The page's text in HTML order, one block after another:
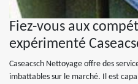
Fiez-vous aux
expérimenté
Caseacsch Nettoyage offre des
imbattables sur le marché. Il est